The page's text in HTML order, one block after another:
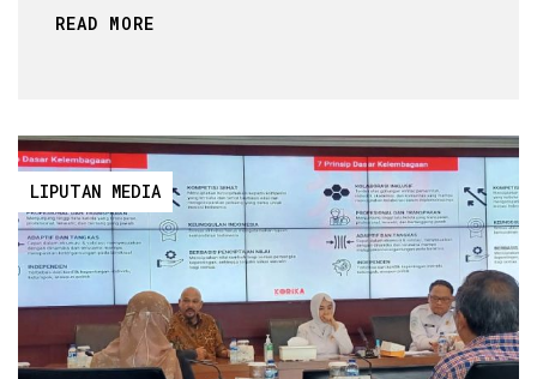
READ MORE
LIPUTAN MEDIA